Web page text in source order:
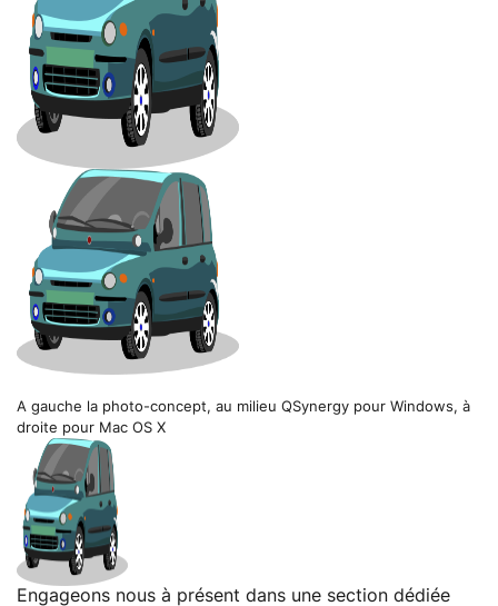
A gauche la photo-concept, au milieu QSynergy pour Windows, à
droite pour Mac OS X
Engageons nous à présent dans une section dédiée